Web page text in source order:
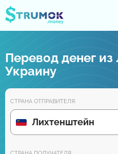
Денежные переводы
Цифровые счета
Обзоры партнеров
Уже скоро скачайте приложение
Перевод денег
Украину
СТРАНА ОТПРАВИТЕЛЯ:
Лихтенштейн